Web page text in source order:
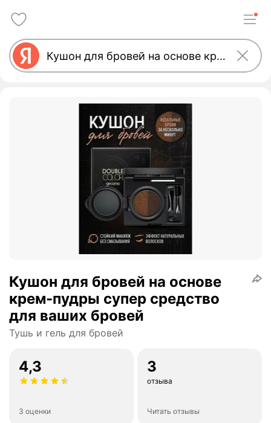
Кушон для бровей на основе
крем-пудры супер средство
для ваших бровей
Тушь и гель для бровей
4,3
3 оценки
3
отзыва
Читать отзывы